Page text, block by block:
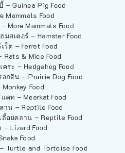
– Guinea Pig Food
Mammals Food
More Mammals Food
มสเตอร์ – Hamster Food
ร็ต – Ferret Food
Rats & Mice Food
ระ – Hedgehog Food
อกดิน – Prairie Dog Food
Food
คท – Meerkat Food
าน – Reptile Food
ลี้อยคลาน – Reptile Food
– Lizard Food
Food
Turtle and Tortoise Food